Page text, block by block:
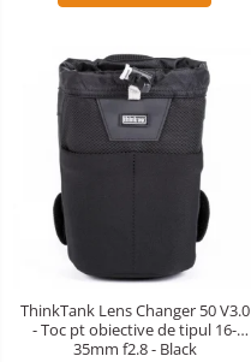
ThinkTank Lens Changer 50 V3.0
- Toc pt obiective de tipul 16-
35mm f2.8 - Black